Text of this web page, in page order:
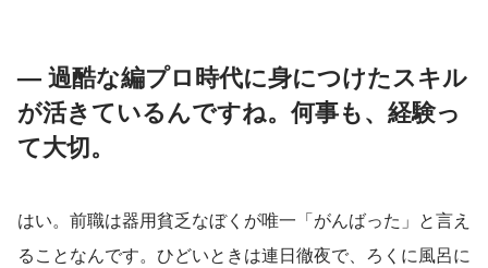
— 過酷な編プロ時代に身につけたスキル
が活きているんですね。何事も、経験っ
て大切。
はい。前職は器用貧乏なぼくが唯一「がんばった」と言え
ることなんです。ひどいときは連日徹夜で、ろくに風呂に